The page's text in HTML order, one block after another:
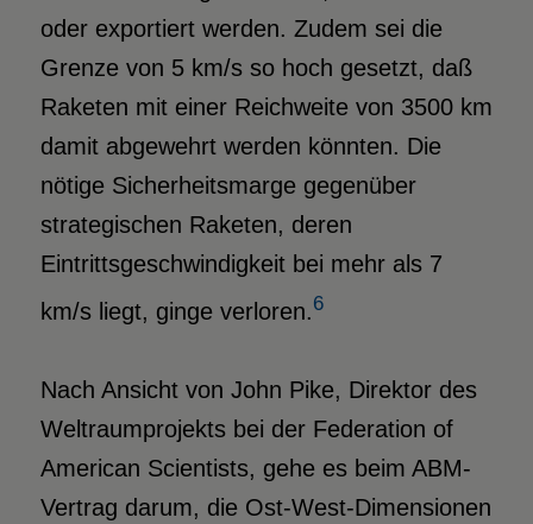
oder exportiert werden. Zudem sei die
Grenze von 5 km/s so hoch gesetzt, daß
Raketen mit einer Reichweite von 3500 km
damit abgewehrt werden könnten. Die
nötige Sicherheitsmarge gegenüber
strategischen Raketen, deren
Eintrittsgeschwindigkeit bei mehr als 7
km/s liegt, ginge verloren. 6
Nach Ansicht von John Pike, Direktor des
Weltraumprojekts bei der Federation of
American Scientists, gehe es beim ABM-
Vertrag darum, die Ost-West-Dimensionen